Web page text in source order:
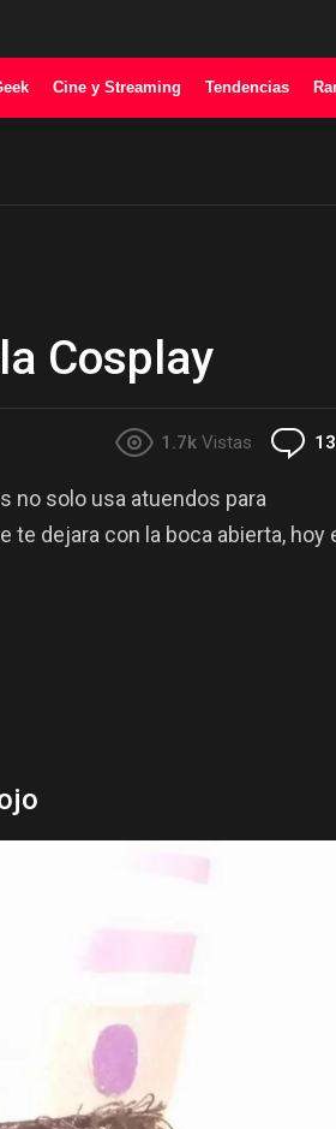
Cine y Streaming Tendencias
Cosplay
1.7k Vistas 13
no solo usa atuendos para
te dejara con la boca abierta, hoy